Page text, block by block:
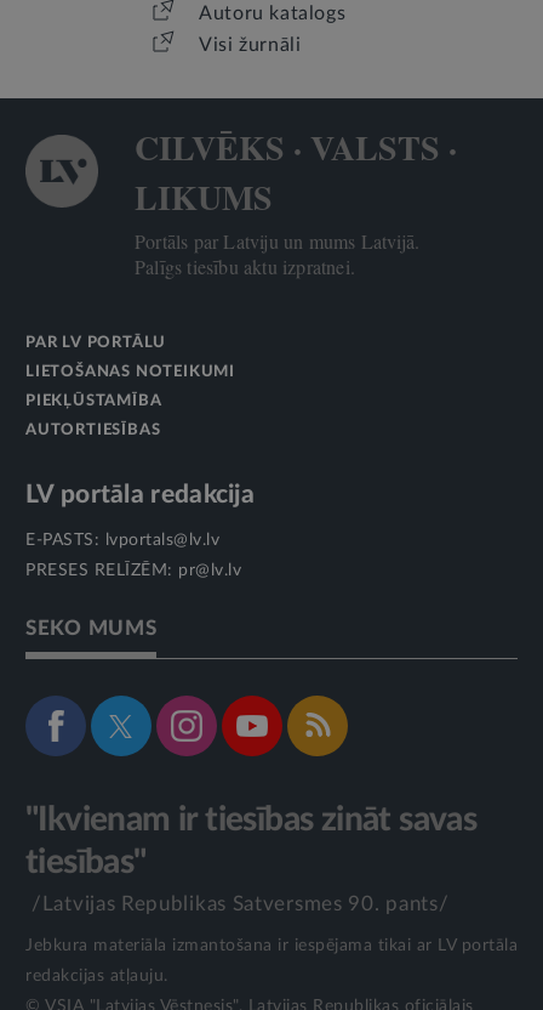
Autoru katalogs
Visi žurnāli
CILVĒKS · VALSTS ·
LIKUMS
Portāls par Latviju un mums Latvijā.
Palīgs tiesību aktu izpratnei.
PAR LV PORTĀLU
LIETOŠANAS NOTEIKUMI
PIEKĻŪSTAMĪBA
AUTORTIESĪBAS
LV portāla redakcija
E-PASTS:
lvportals@lv.lv
PRESES RELĪZĒM: pr@lv.lv
SEKO MUMS
"Ikvienam ir tiesības zināt savas
tiesības"
/Latvijas Republikas Satversmes 90. pants/
Jebkura materiāla izmantošana ir iespējama tikai ar LV portāla
redakcijas atļauju.